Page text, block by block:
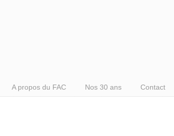
A propos du FAC Nos 30 ans Contact